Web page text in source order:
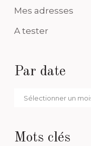
Mes adresses
A tester
Par date
Par
Mots clés